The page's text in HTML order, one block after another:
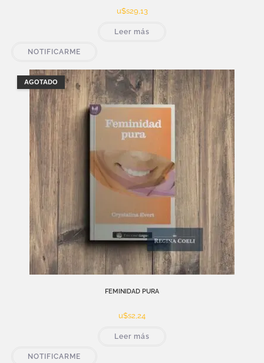
u$s29,13
Leer más
NOTIFICARME
AGOTADO
FEMINIDAD PURA
u$s2,24
Leer más
NOTIFICARME